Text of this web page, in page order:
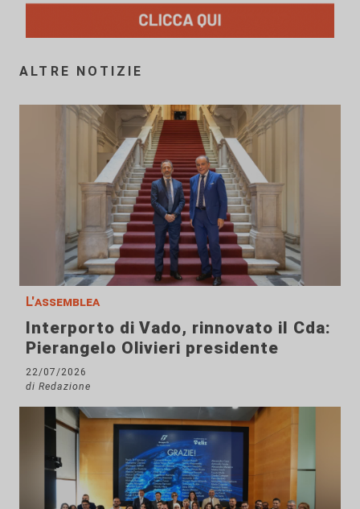
ALTRE NOTIZIE
L'assemblea
Interporto di Vado, rinnovato il Cda:
Pierangelo Olivieri presidente
22/07/2026
di Redazione